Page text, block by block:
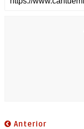
Anterior